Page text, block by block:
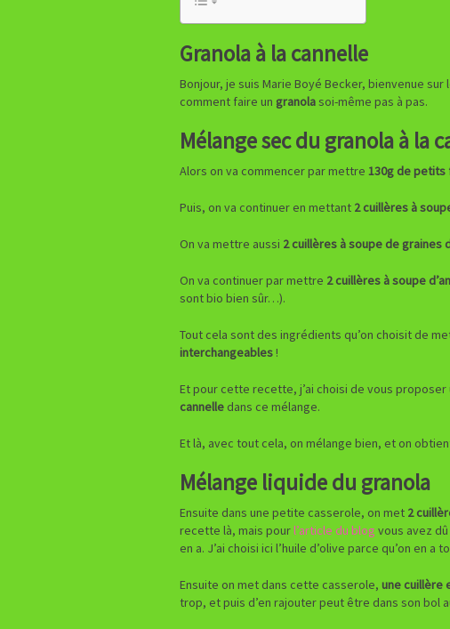
Granola à la cannelle
Bonjour, je suis Marie Boyé Becker, bienvenue
comment faire un granolasoi-même pas à pas.
Mélange sec du granola à la
Alors on va commencer par mettre 130g de petits
Puis, on va continuer en mettant 2 cuillères à
On va mettre aussi 2 cuillères à soupe de graines
On va continuer par mettre 2 cuillères à soupe
sont bio bien sûr…).
Tout cela sont des ingrédients qu’on choisit de
interchangeables!
Et pour cette recette, j’ai choisi de vous
cannelledans ce mélange.
Et là, avec tout cela, on mélange bien, et on
Mélange liquide du granola
Ensuite dans une petite casserole, on met 2
recette là, mais pourl’article du blog vous avez
en a. J’ai choisi ici l’huile d’olive parce qu’on en
Ensuite on met dans cette casserole, une cuillère
trop, et puis d’en rajouter peut être dans son bol